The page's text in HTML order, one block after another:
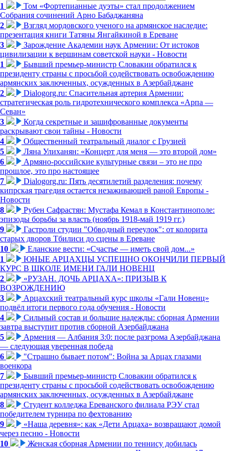
1
Том «Фортепианные дуэты» стал продолжением
Собрания сочинений Арно Бабаджаняна
2
Взгляд мордовского ученого на армянское наследие:
презентация книги Татяны Янгайкиной в Ереване
3
Зарождение Академии наук Армении: От истоков
цивилизации к вершинам советской науки - Новости
1
Бывший премьер-министр Словакии обратился к
президенту страны с просьбой содействовать освобождению
армянских заключенных, осужденных в Азербайджане
2
Dialogorg.ru: Спасительная артерия Армении:
стратегическая роль гидротехнического комплекса «Арпа —
Севан»
3
Когда секретные и зашифрованные документы
раскрывают свои тайны - Новости
4
Общественный театральный диалог с Грузией
5
Ляна Улиханян: «Концерт для меня — это второй дом»
6
Армяно-российские культурные связи – это не про
прошлое, это про настоящее
7
Dialogorg.ru: Пять десятилетий разделения: почему
кипрская трагедия остается незаживающей раной Европы -
Новости
8
Рубен Сафрастян: Мустафа Кемал в Константинополе:
эпизоды борьбы за власть (ноябрь 1918-май 1919 гг.)
9
Гастроли студии "Обводный переулок": от колорита
старых дворов Тбилиси до сцены в Ереване
10
Еланские вести: «Счастье — иметь свой дом...»
1
ЮНЫЕ АРЦАХЦЫ УСПЕШНО ОКОНЧИЛИ ПЕРВЫЙ
КУРС В ШКОЛЕ ИМЕНИ ГАЛИ НОВЕНЦ
2
«РУЗАН. ДОЧЬ АРЦАХА»: ПРИЗЫВ К
ВОЗРОЖДЕНИЮ
3
Арцахский театральный курс школы «Гали Новенц»
подвёл итоги первого года обучения - Новости
4
Сильный состав и большие надежды: сборная Армении
завтра выступит против сборной Азербайджана
5
Армения — Албания 3:0: после разгрома Азербайджана
— следующая уверенная победа
6
"Страшно бывает потом": Война за Арцах глазами
военкора
7
Бывший премьер-министр Словакии обратился к
президенту страны с просьбой содействовать освобождению
армянских заключенных, осужденных в Азербайджане
8
Студент колледжа Ереванского филиала РЭУ стал
победителем турнира по фехтованию
9
«Наша деревня»: как «Дети Арцаха» возвращают домой
через песню - Новости
10
Женская сборная Армении по теннису добилась